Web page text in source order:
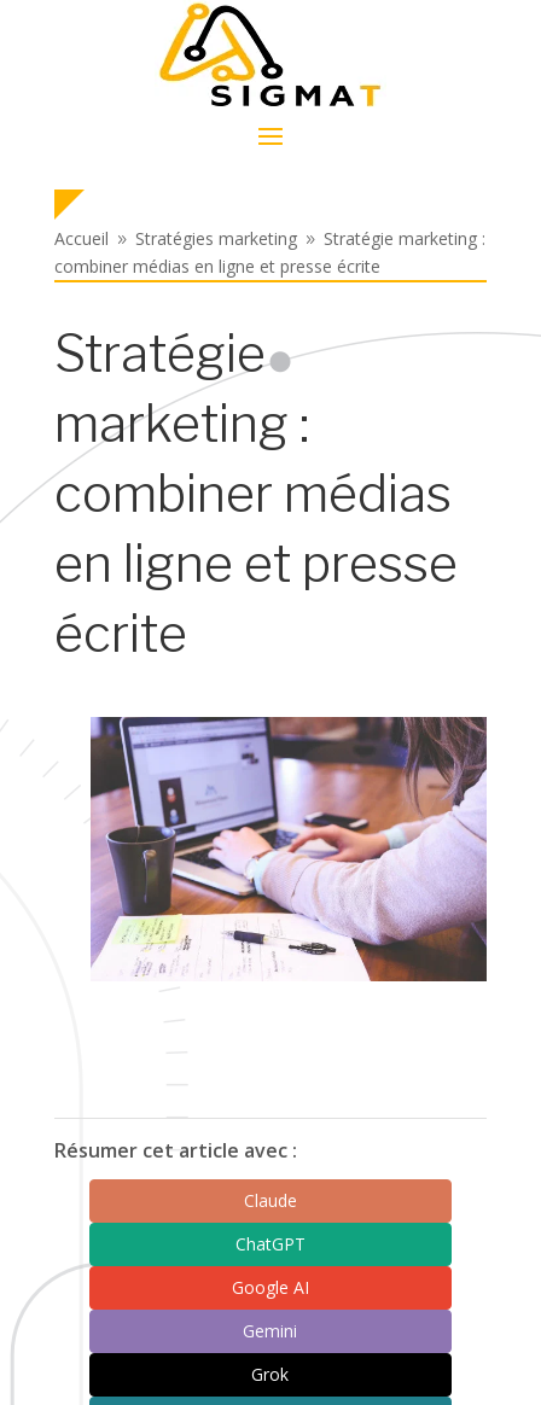
Accueil 9 Stratégies marketing 9 Stratégie marketing :
combiner médias en ligne et presse écrite
Stratégie
marketing :
combiner médias
en ligne et presse
écrite
Résumer cet article avec :
Claude
ChatGPT
Google AI
Gemini
Grok